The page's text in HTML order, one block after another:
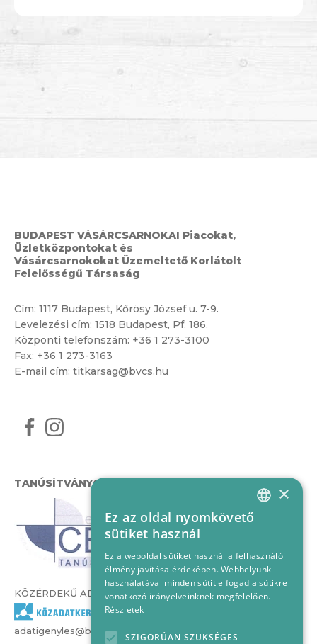
BUDAPEST VÁSÁRCSARNOKAI Piacokat,
Üzletközpontokat és
Vásárcsarnokokat Üzemeltető Korlátolt
Felelősségű Társaság
Cím: 1117 Budapest, Kőrösy József u. 7-9.
Levelezési cím: 1518 Budapest, Pf. 186.
Központi telefonszám: +36 1 273-3100
Fax: +36 1 273-3163
E-mail cím: titkarsag@bvcs.hu
TANÚSÍTVÁNYOK
KÖZÉRDEKŰ ADATOK
adatigenyles@bvcs.hu
HUNGARIAN
×
Ez az oldal nyomkövető
sütiket használ
Ez a weboldal sütiket használ a felhasználói
élmény javítása érdekében. Webhelyünk
használatával minden sütit elfogad a sütikre
vonatkozó irányelveinknek megfelelően.
Részletek
SZIGORÚAN SZÜKSÉGES